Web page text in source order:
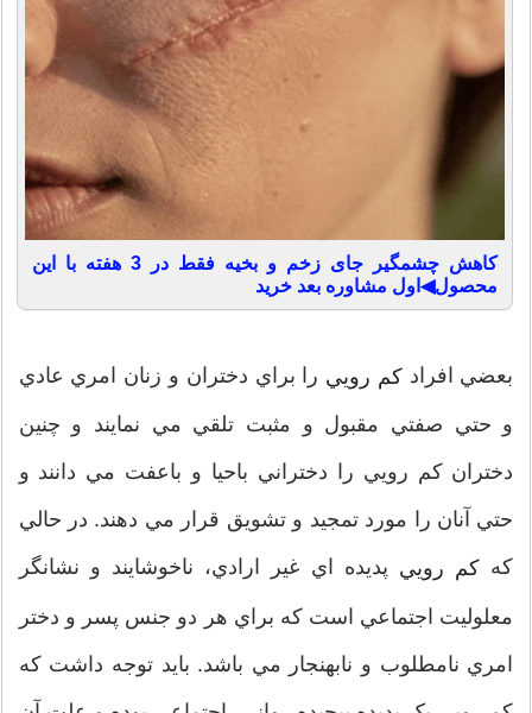
کاهش چشمگیر جای زخم و بخیه فقط در 3 هفته با این
محصول◀اول مشاوره بعد خرید
بعضي افراد کم رويي را براي دختران و زنان امري عادي
و حتي صفتي مقبول و مثبت تلقي مي نمايند و چنين
دختران کم رويي را دختراني باحيا و باعفت مي دانند و
حتي آنان را مورد تمجيد و تشويق قرار مي دهند. در حالي
که کم روييپديده اي غير ارادي، ناخوشايند و نشانگر
معلوليت اجتماعي است که براي هر دو جنس پسر و دختر
امري نامطلوب و نابهنجار مي باشد. بايد توجه داشت که